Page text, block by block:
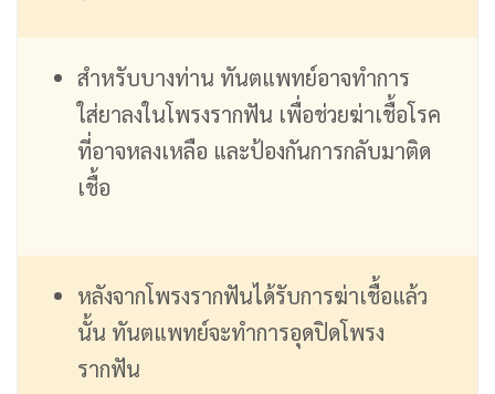
สำหรับบางท่าน ทันตแพทย์อาจทำการ
ใส่ยาลงในโพรงรากฟัน เพื่อช่วยฆ่าเชื้อโรค
ที่อาจหลงเหลือ และป้องกันการกลับมาติด
เชื้อ
หลังจากโพรงรากฟันได้รับการฆ่าเชื้อแล้ว
นั้น ทันตแพทย์จะทำการอุดปิดโพรง
รากฟัน